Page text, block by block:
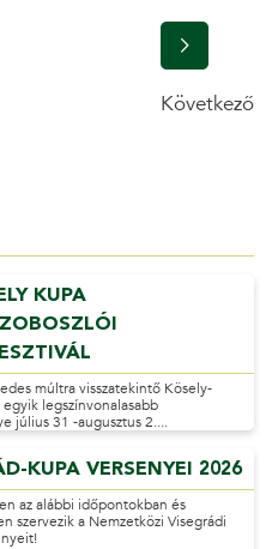
Következő
KUPA
múltra visszatekintő Kösely-
legszínvonalasabb
július 31 -augusztus 2....
KUPA VERSENYEI 2026
az alábbi időpontokban és
szervezik a Nemzetközi Visegrádi